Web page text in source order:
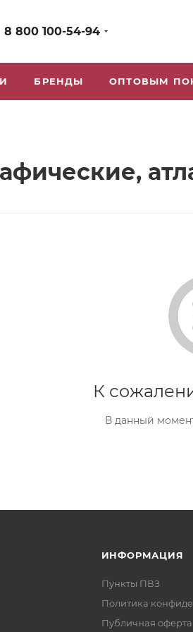
8 800 100-54-94
БРЕНДЫ ОПТОВЫМ
К
В данный
ИНФОРМАЦИЯ
Пункты ПВЗ
Политика
Публичная оферта